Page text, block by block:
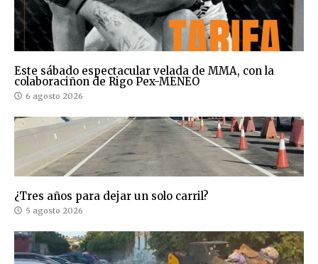
Este sábado espectacular velada de MMA, con la
colaboraciñon de Rigo Pex-MENEO
6 agosto 2026
¿Tres años para dejar un solo carril?
5 agosto 2026